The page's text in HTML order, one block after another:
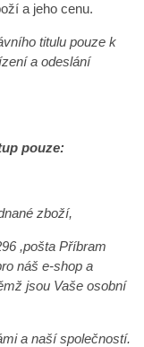
a jeho cenu.
titulu pouze k
a odeslání
pouze:
zboží,
,pošta Příbram
náš e-shop a
jsou Vaše osobní
a naší společností.